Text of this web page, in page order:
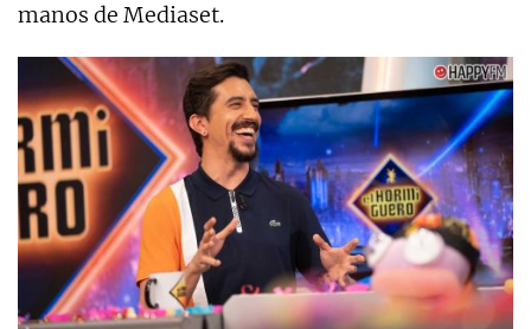
manos de Mediaset.